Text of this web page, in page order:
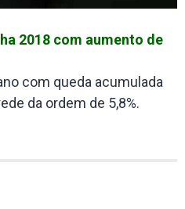
2018 com aumento de
com queda acumulada
da ordem de 5,8%.